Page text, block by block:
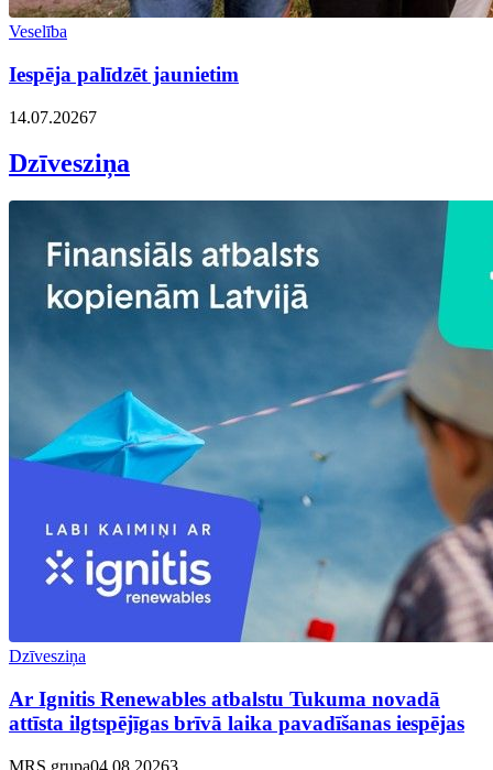
Veselība
Iespēja palīdzēt jaunietim
14.07.20267
Dzīvesziņa
Dzīvesziņa
Ar Ignitis Renewables atbalstu Tukuma novadā
attīsta ilgtspējīgas brīvā laika pavadīšanas iespējas
MRS grupa04.08.20263